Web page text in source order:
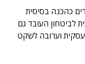
כהכנה בסיסית
לביטחון העובד גם
וערובה לשקט